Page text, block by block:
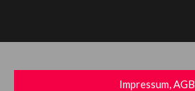
Impressum, AGB